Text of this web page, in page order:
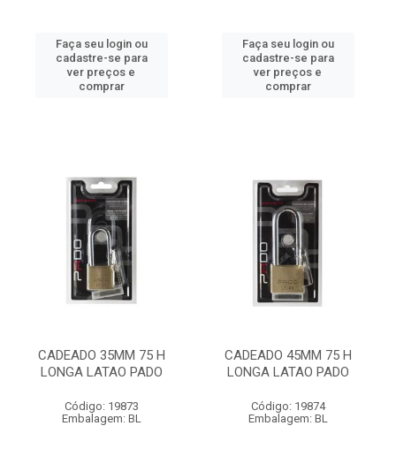
Faça seu login ou
cadastre-se para
ver preços e
comprar
Faça seu login ou
cadastre-se para
ver preços e
comprar
CADEADO 35MM 75 H
LONGA LATAO PADO
Código: 19873
Embalagem: BL
CADEADO 45MM 75 H
LONGA LATAO PADO
Código: 19874
Embalagem: BL